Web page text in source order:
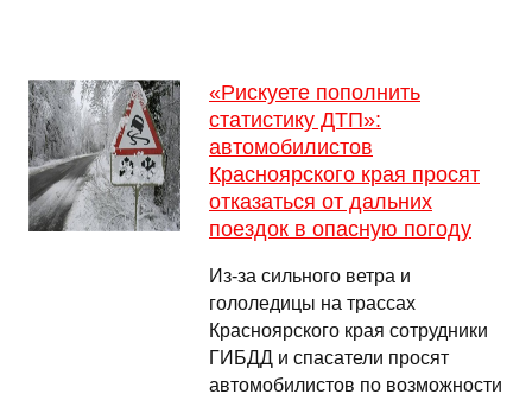
«Рискуете пополнить
статистику ДТП»:
автомобилистов
Красноярского края просят
отказаться от дальних
поездок в опасную погоду
Из-за сильного ветра и
гололедицы на трассах
Красноярского края сотрудники
ГИБДД и спасатели просят
автомобилистов по возможности